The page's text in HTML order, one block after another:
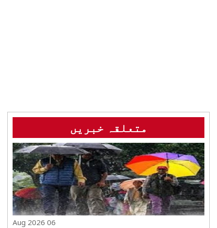
متعلقہ خبریں
06 Aug 2026